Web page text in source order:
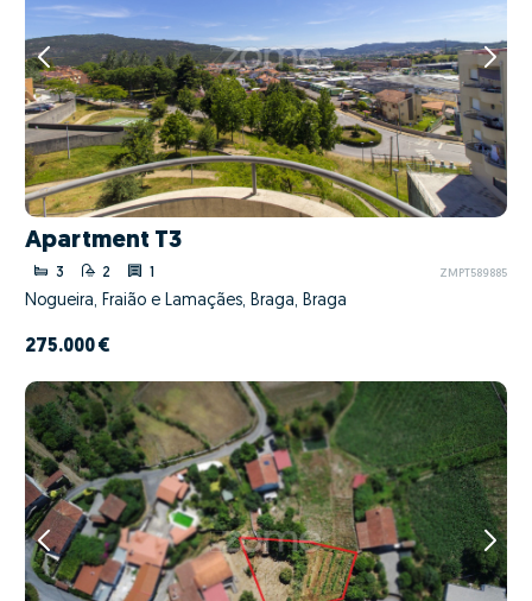
Apartment T3
3 2 1 ZMPT589885
Nogueira, Fraião e Lamaçães, Braga, Braga
275.000 €